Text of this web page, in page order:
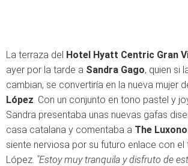
La terraza del Hotel Hyatt Centric Gran
ayer por la tarde a Sandra Gago, quien si
cambian, se convertiría en la nueva mujer
López. Con un conjunto en tono pastel y
Sandra presentaba unas nuevas gafas
casa catalana y comentaba a The
siente nerviosa por su futuro enlace con el
López. "Estoy muy tranquila y disfruto de